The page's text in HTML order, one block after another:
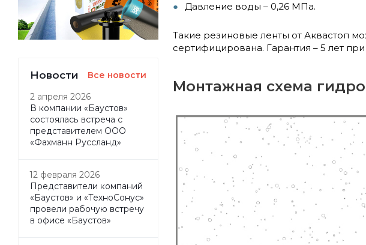
Давление воды – 0,26 МПа.
Такие резиновые ленты от Аквастоп
сертифицирована. Гарантия – 5 лет
Монтажная схема
Новости Все новости
2 апреля 2026
В компании «Баустов»
состоялась встреча с
представителем ООО
«Фахманн Руссланд»
12 февраля 2026
Представители компаний
«Баустов» и «ТехноСонус»
провели рабочую встречу
в офисе «Баустов»